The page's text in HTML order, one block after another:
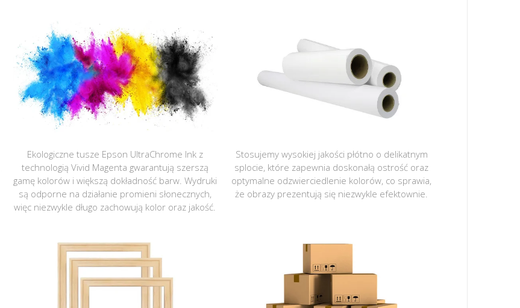
Ekologiczne tusze Epson UltraChrome Ink z
technologią Vivid Magenta gwarantują szerszą
gamę kolorów i większą dokładność barw. Wydruki
są odporne na działanie promieni słonecznych,
więc niezwykle długo zachowują kolor oraz jakość.
Stosujemy wysokiej jakości płótno o delikatnym
splocie, które zapewnia doskonałą ostrość oraz
optymalne odzwierciedlenie kolorów, co sprawia,
że obrazy prezentują się niezwykle efektownie.